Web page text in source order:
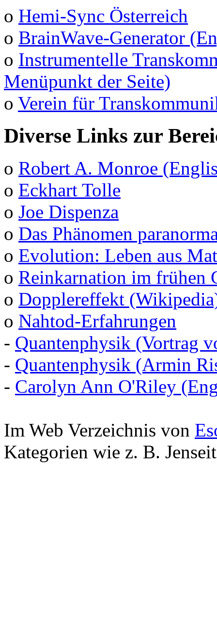
o Hemi-Sync Österreich
o BrainWave-Generator
o Instrumentelle
Menüpunkt der Seite)
o Verein für
Diverse Links zur
o Robert A. Monroe
o Eckhart Tolle
o Joe Dispenza
o Das Phänomen
o Evolution: Leben aus
o Reinkarnation im frühen
o Dopplereffekt
o Nahtod-Erfahrungen
- Quantenphysik (Vortrag
- Quantenphysik (Armin
- Carolyn Ann O'Riley
Im Web Verzeichnis von
Kategorien wie z. B.